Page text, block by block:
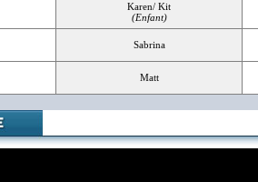
Karen/ Kit
(Enfant)
Sabrina
Matt